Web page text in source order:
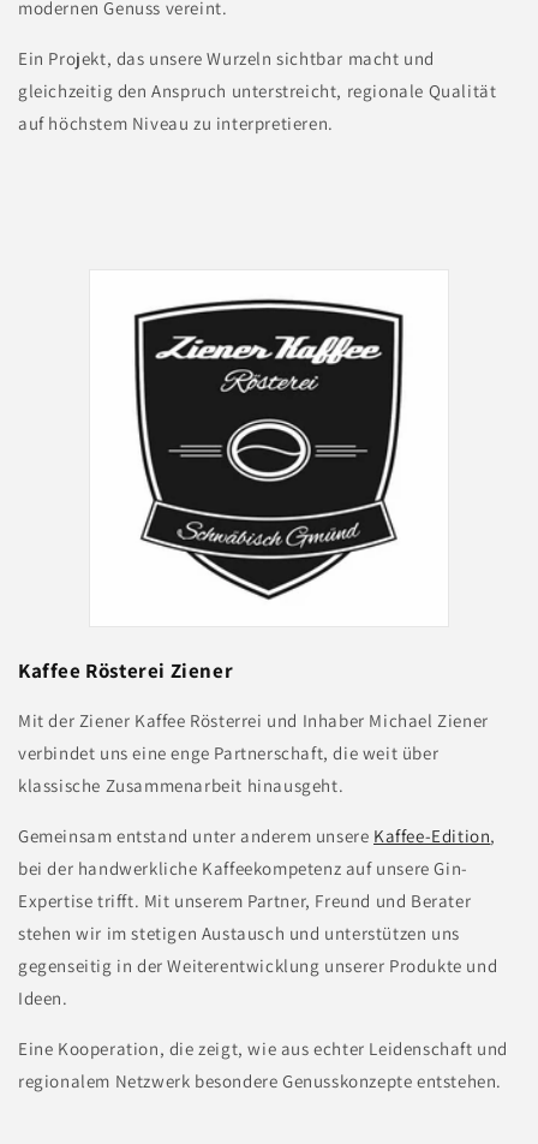
modernen Genuss vereint.
Ein Projekt, das unsere Wurzeln sichtbar macht und
gleichzeitig den Anspruch unterstreicht, regionale Qualität
auf höchstem Niveau zu interpretieren.
Kaffee Rösterei Ziener
Mit der Ziener Kaffee Rösterrei und Inhaber Michael Ziener
verbindet uns eine enge Partnerschaft, die weit über
klassische Zusammenarbeit hinausgeht.
Gemeinsam entstand unter anderem unsere Kaffee-Edition,
bei der handwerkliche Kaffeekompetenz auf unsere Gin-
Expertise trifft. Mit unserem Partner, Freund und Berater
stehen wir im stetigen Austausch und unterstützen uns
gegenseitig in der Weiterentwicklung unserer Produkte und
Ideen.
Eine Kooperation, die zeigt, wie aus echter Leidenschaft und
regionalem Netzwerk besondere Genusskonzepte entstehen.